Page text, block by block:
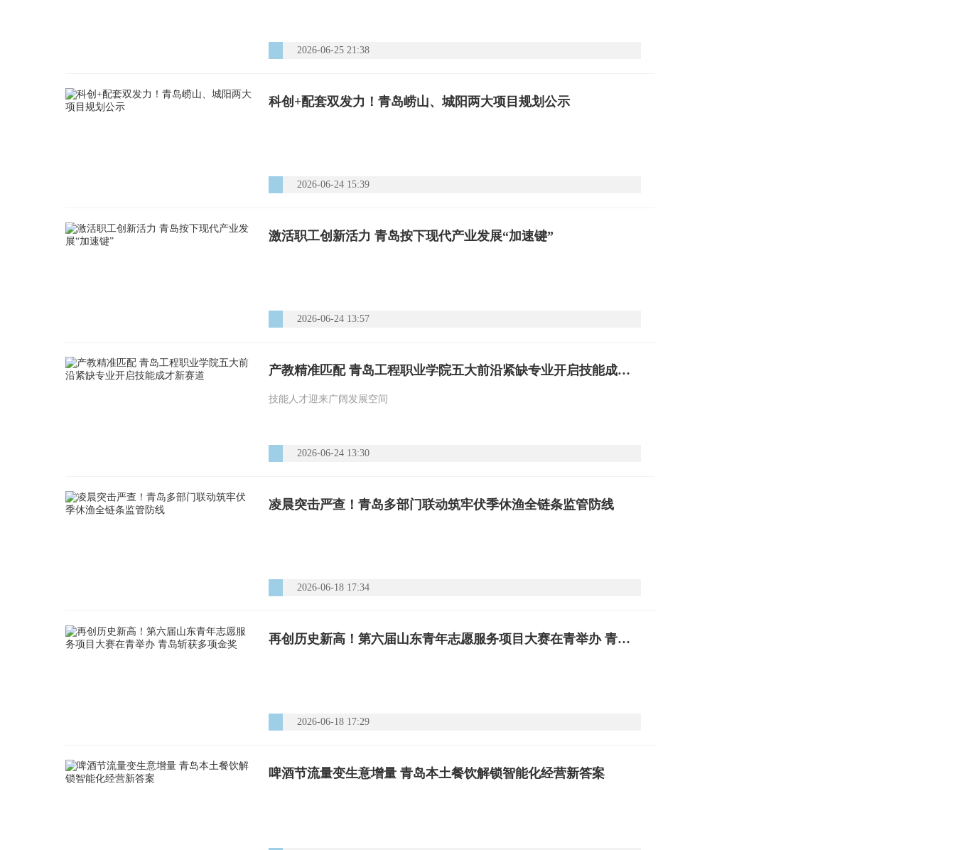
2026-06-25 21:38
科创+配套双发力！青岛崂山、城阳两大项目规划公示
2026-06-24 15:39
激活职工创新活力 青岛按下现代产业发展“加速键”
2026-06-24 13:57
产教精准匹配 青岛工程职业学院五大前沿紧缺专业开启技能成才新赛道
技能人才迎来广阔发展空间
2026-06-24 13:30
凌晨突击严查！青岛多部门联动筑牢伏季休渔全链条监管防线
2026-06-18 17:34
再创历史新高！第六届山东青年志愿服务项目大赛在青举办 青岛斩获多项金奖
2026-06-18 17:29
啤酒节流量变生意增量 青岛本土餐饮解锁智能化经营新答案